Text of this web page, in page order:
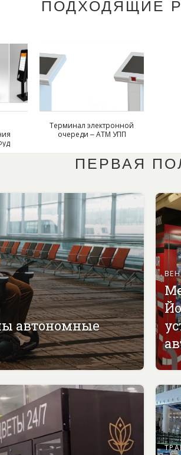
ПОДХОДЯЩИЕ
Терминал электронной
очереди – АТМ УПП
ПЕРВАЯ
автономные